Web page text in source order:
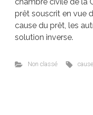
prêt souscrit en vue
cause du prêt, les
solution inverse.
Non classé cause
Flux des publications
Flux des commentaires
Site de WordPress-FR
Pages et Articles